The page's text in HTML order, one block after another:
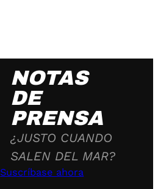
NOTAS
DE
PRENSA
¿JUSTO CUANDO
SALEN DEL MAR?
Suscríbase ahora